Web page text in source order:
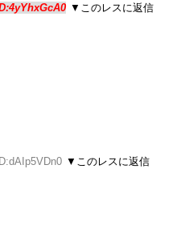
▼このレスに返信
▼このレスに返信